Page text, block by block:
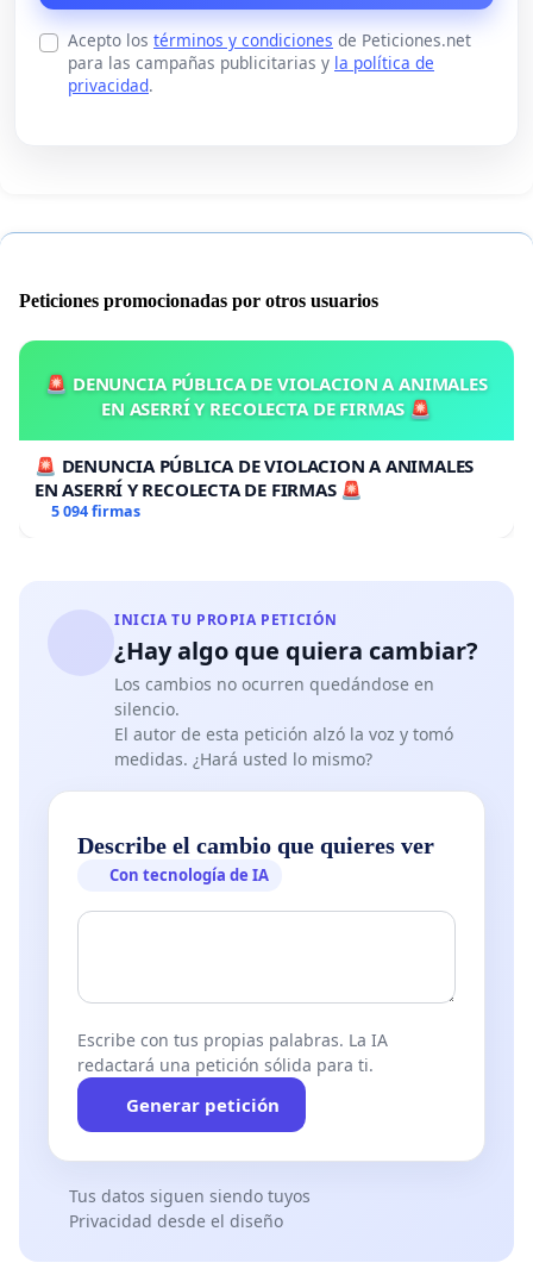
Acepto los términos y condiciones de Peticiones.net
para las campañas publicitarias y la política de
privacidad.
Peticiones promocionadas por otros usuarios
🚨 DENUNCIA PÚBLICA DE VIOLACION A ANIMALES
EN ASERRÍ Y RECOLECTA DE FIRMAS 🚨
🚨 DENUNCIA PÚBLICA DE VIOLACION A ANIMALES
EN ASERRÍ Y RECOLECTA DE FIRMAS 🚨
5 094 firmas
INICIA TU PROPIA PETICIÓN
¿Hay algo que quiera cambiar?
Los cambios no ocurren quedándose en
silencio.
El autor de esta petición alzó la voz y tomó
medidas. ¿Hará usted lo mismo?
Describe el cambio que quieres ver
Con tecnología de IA
Escribe con tus propias palabras. La IA
redactará una petición sólida para ti.
Generar petición
Tus datos siguen siendo tuyos
Privacidad desde el diseño